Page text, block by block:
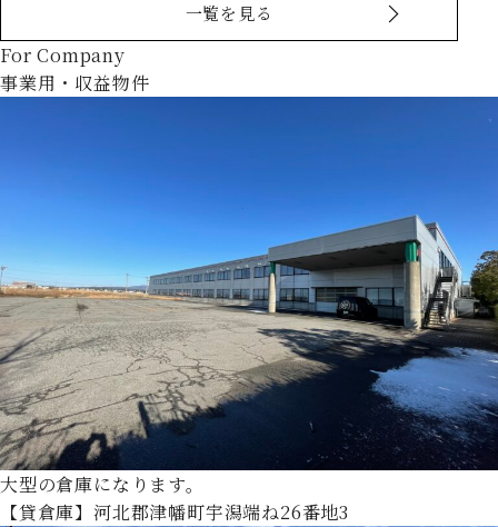
一覧を見る
For Company
事業用・収益物件
大型の倉庫になります。
【貸倉庫】河北郡津幡町宇潟端ね26番地3